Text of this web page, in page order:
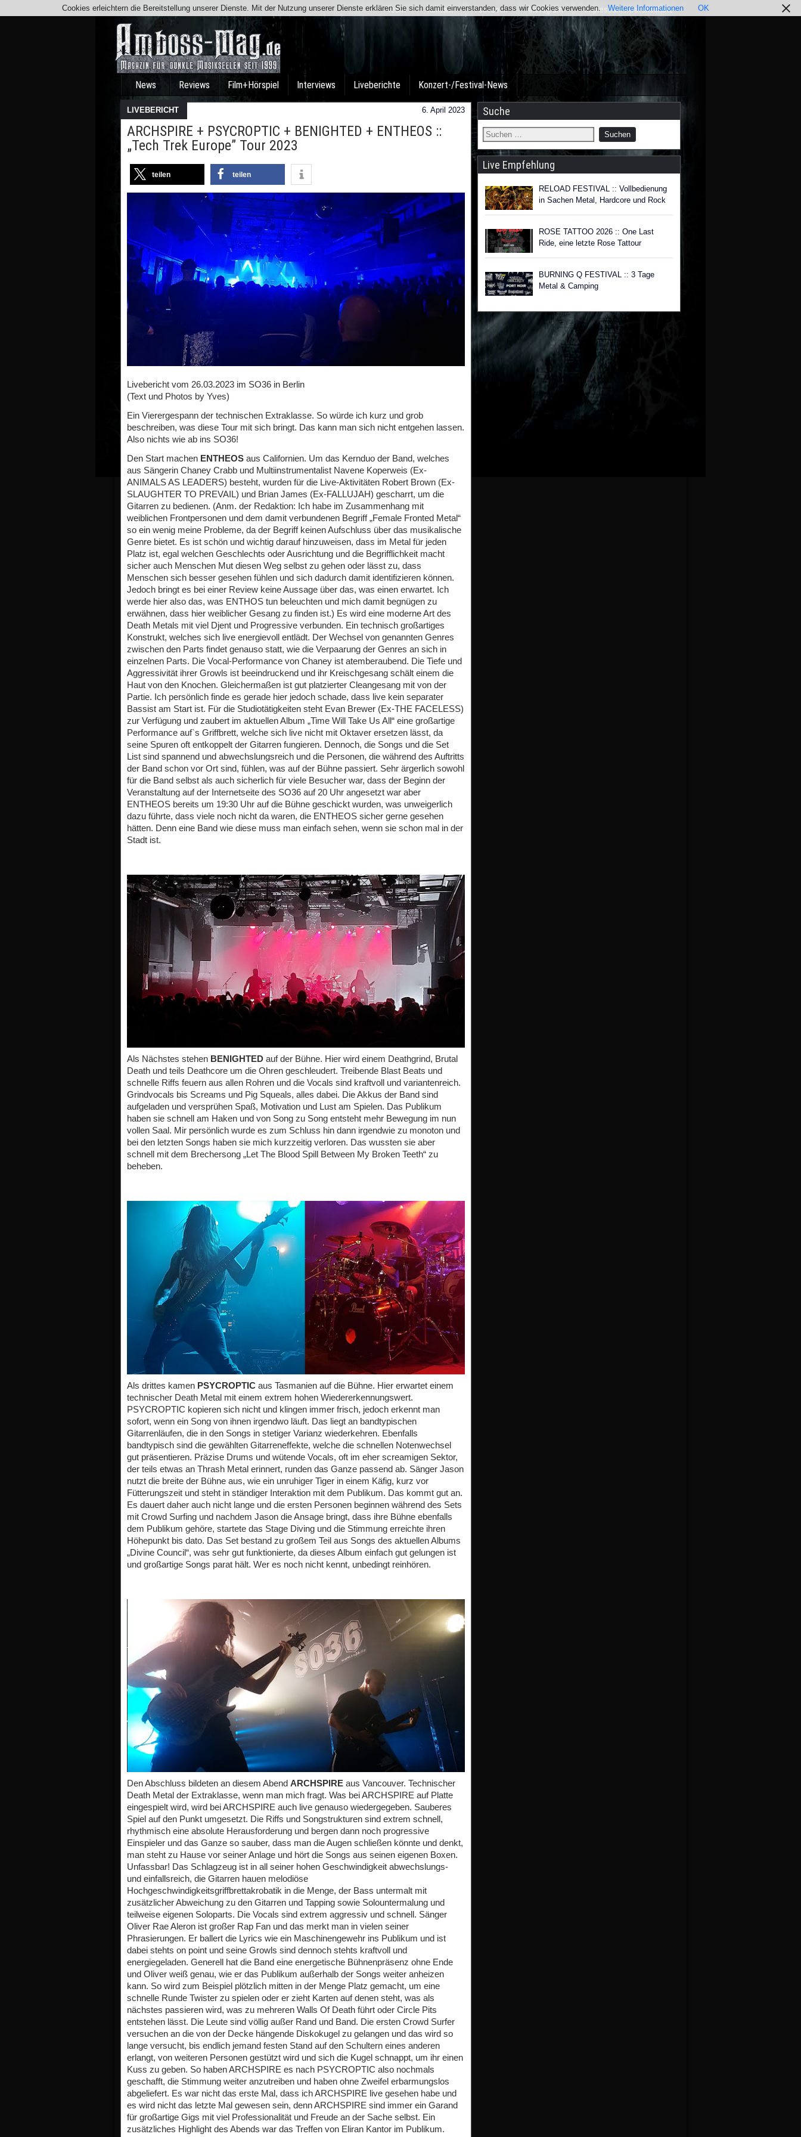
Team Kontakt Facebook Instagram Impressum / Datenschutz
News Reviews Film+Hörspiel Interviews Liveberichte Konzert-/Festival-News
LIVEBERICHT 6. April 2023
ARCHSPIRE + PSYCROPTIC + BENIGHTED + ENTHEOS ::
„Tech Trek Europe” Tour 2023
teilen teilen
Livebericht vom 26.03.2023 im SO36 in Berlin
(Text und Photos by Yves)
Ein Vierergespann der technischen Extraklasse. So würde ich kurz und grob
beschreiben, was diese Tour mit sich bringt. Das kann man sich nicht entgehen lassen.
Also nichts wie ab ins SO36!
Den Start machen ENTHEOS aus Californien. Um das Kernduo der Band, welches
aus Sängerin Chaney Crabb und Multiinstrumentalist Navene Koperweis (Ex-
ANIMALS AS LEADERS) besteht, wurden für die Live-Aktivitäten Robert Brown (Ex-
SLAUGHTER TO PREVAIL) und Brian James (Ex-FALLUJAH) gescharrt, um die
Gitarren zu bedienen. (Anm. der Redaktion: Ich habe im Zusammenhang mit
weiblichen Frontpersonen und dem damit verbundenen Begriff „Female Fronted Metal“
so ein wenig meine Probleme, da der Begriff keinen Aufschluss über das musikalische
Genre bietet. Es ist schön und wichtig darauf hinzuweisen, dass im Metal für jeden
Platz ist, egal welchen Geschlechts oder Ausrichtung und die Begrifflichkeit macht
sicher auch Menschen Mut diesen Weg selbst zu gehen oder lässt zu, dass
Menschen sich besser gesehen fühlen und sich dadurch damit identifizieren können.
Jedoch bringt es bei einer Review keine Aussage über das, was einen erwartet. Ich
werde hier also das, was ENTHOS tun beleuchten und mich damit begnügen zu
erwähnen, dass hier weiblicher Gesang zu finden ist.) Es wird eine moderne Art des
Death Metals mit viel Djent und Progressive verbunden. Ein technisch großartiges
Konstrukt, welches sich live energievoll entlädt. Der Wechsel von genannten Genres
zwischen den Parts findet genauso statt, wie die Verpaarung der Genres an sich in
einzelnen Parts. Die Vocal-Performance von Chaney ist atemberaubend. Die Tiefe und
Aggressivität ihrer Growls ist beeindruckend und ihr Kreischgesang schält einem die
Haut von den Knochen. Gleichermaßen ist gut platzierter Cleangesang mit von der
Partie. Ich persönlich finde es gerade hier jedoch schade, dass live kein separater
Bassist am Start ist. Für die Studiotätigkeiten steht Evan Brewer (Ex-THE FACELESS)
zur Verfügung und zaubert im aktuellen Album „Time Will Take Us All“ eine großartige
Performance auf`s Griffbrett, welche sich live nicht mit Oktaver ersetzen lässt, da
seine Spuren oft entkoppelt der Gitarren fungieren. Dennoch, die Songs und die Set
List sind spannend und abwechslungsreich und die Personen, die während des Auftritts
der Band schon vor Ort sind, fühlen, was auf der Bühne passiert. Sehr ärgerlich sowohl
für die Band selbst als auch sicherlich für viele Besucher war, dass der Beginn der
Veranstaltung auf der Internetseite des SO36 auf 20 Uhr angesetzt war aber
ENTHEOS bereits um 19:30 Uhr auf die Bühne geschickt wurden, was unweigerlich
dazu führte, dass viele noch nicht da waren, die ENTHEOS sicher gerne gesehen
hätten. Denn eine Band wie diese muss man einfach sehen, wenn sie schon mal in der
Stadt ist.
Als Nächstes stehen BENIGHTED auf der Bühne. Hier wird einem Deathgrind, Brutal
Death und teils Deathcore um die Ohren geschleudert. Treibende Blast Beats und
schnelle Riffs feuern aus allen Rohren und die Vocals sind kraftvoll und variantenreich.
Grindvocals bis Screams und Pig Squeals, alles dabei. Die Akkus der Band sind
aufgeladen und versprühen Spaß, Motivation und Lust am Spielen. Das Publikum
haben sie schnell am Haken und von Song zu Song entsteht mehr Bewegung im nun
vollen Saal. Mir persönlich wurde es zum Schluss hin dann irgendwie zu monoton und
bei den letzten Songs haben sie mich kurzzeitig verloren. Das wussten sie aber
schnell mit dem Brechersong „Let The Blood Spill Between My Broken Teeth“ zu
beheben.
Als drittes kamen PSYCROPTIC aus Tasmanien auf die Bühne. Hier erwartet einem
technischer Death Metal mit einem extrem hohen Wiedererkennungswert.
PSYCROPTIC kopieren sich nicht und klingen immer frisch, jedoch erkennt man
sofort, wenn ein Song von ihnen irgendwo läuft. Das liegt an bandtypischen
Gitarrenläufen, die in den Songs in stetiger Varianz wiederkehren. Ebenfalls
bandtypisch sind die gewählten Gitarreneffekte, welche die schnellen Notenwechsel
gut präsentieren. Präzise Drums und wütende Vocals, oft im eher screamigen Sektor,
der teils etwas an Thrash Metal erinnert, runden das Ganze passend ab. Sänger Jason
nutzt die breite der Bühne aus, wie ein unruhiger Tiger in einem Käfig, kurz vor
Fütterungszeit und steht in ständiger Interaktion mit dem Publikum. Das kommt gut an.
Es dauert daher auch nicht lange und die ersten Personen beginnen während des Sets
mit Crowd Surfing und nachdem Jason die Ansage bringt, dass ihre Bühne ebenfalls
dem Publikum gehöre, startete das Stage Diving und die Stimmung erreichte ihren
Höhepunkt bis dato. Das Set bestand zu großem Teil aus Songs des aktuellen Albums
„Divine Council“, was sehr gut funktionierte, da dieses Album einfach gut gelungen ist
und großartige Songs parat hält. Wer es noch nicht kennt, unbedingt reinhören.
Den Abschluss bildeten an diesem Abend ARCHSPIRE aus Vancouver. Technischer
Death Metal der Extraklasse, wenn man mich fragt. Was bei ARCHSPIRE auf Platte
eingespielt wird, wird bei ARCHSPIRE auch live genauso wiedergegeben. Sauberes
Spiel auf den Punkt umgesetzt. Die Riffs und Songstrukturen sind extrem schnell,
rhythmisch eine absolute Herausforderung und bergen dann noch progressive
Einspieler und das Ganze so sauber, dass man die Augen schließen könnte und denkt,
man steht zu Hause vor seiner Anlage und hört die Songs aus seinen eigenen Boxen.
Unfassbar! Das Schlagzeug ist in all seiner hohen Geschwindigkeit abwechslungs-
und einfallsreich, die Gitarren hauen melodiöse
Hochgeschwindigkeitsgriffbrettakrobatik in die Menge, der Bass untermalt mit
zusätzlicher Abweichung zu den Gitarren und Tapping sowie Solountermalung und
teilweise eigenen Soloparts. Die Vocals sind extrem aggressiv und schnell. Sänger
Oliver Rae Aleron ist großer Rap Fan und das merkt man in vielen seiner
Phrasierungen. Er ballert die Lyrics wie ein Maschinengewehr ins Publikum und ist
dabei stehts on point und seine Growls sind dennoch stehts kraftvoll und
energiegeladen. Generell hat die Band eine energetische Bühnenpräsenz ohne Ende
und Oliver weiß genau, wie er das Publikum außerhalb der Songs weiter anheizen
kann. So wird zum Beispiel plötzlich mitten in der Menge Platz gemacht, um eine
schnelle Runde Twister zu spielen oder er zieht Karten auf denen steht, was als
nächstes passieren wird, was zu mehreren Walls Of Death führt oder Circle Pits
entstehen lässt. Die Leute sind völlig außer Rand und Band. Die ersten Crowd Surfer
versuchen an die von der Decke hängende Diskokugel zu gelangen und das wird so
lange versucht, bis endlich jemand festen Stand auf den Schultern eines anderen
erlangt, von weiteren Personen gestützt wird und sich die Kugel schnappt, um ihr einen
Kuss zu geben. So haben ARCHSPIRE es nach PSYCROPTIC also nochmals
geschafft, die Stimmung weiter anzutreiben und haben ohne Zweifel erbarmungslos
abgeliefert. Es war nicht das erste Mal, dass ich ARCHSPIRE live gesehen habe und
es wird nicht das letzte Mal gewesen sein, denn ARCHSPIRE sind immer ein Garand
für großartige Gigs mit viel Professionalität und Freude an der Sache selbst. Ein
zusätzliches Highlight des Abends war das Treffen von Eliran Kantor im Publikum.
Suche
Live Empfehlung
RELOAD FESTIVAL :: Vollbedienung
in Sachen Metal, Hardcore und Rock
ROSE TATTOO 2026 :: One Last
Ride, eine letzte Rose Tattour
BURNING Q FESTIVAL :: 3 Tage
Metal & Camping
Cookies erleichtern die Bereitstellung unserer Dienste. Mit der Nutzung unserer Dienste erklären Sie sich damit einverstanden, dass wir Cookies verwenden. Weitere Informationen OK